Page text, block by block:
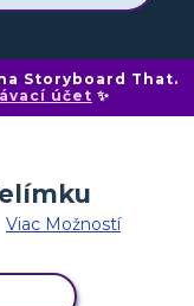
Storyboard That.
účet ✨
Viac Možností